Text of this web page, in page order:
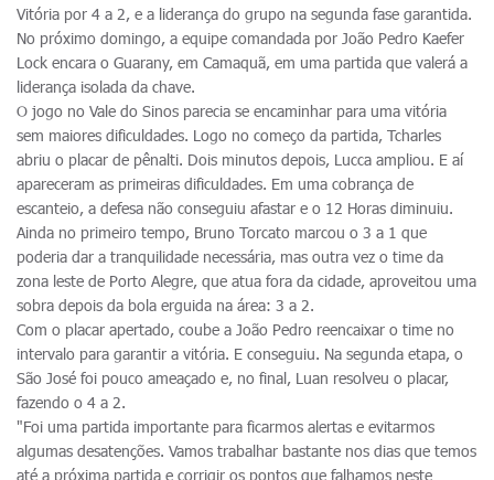
Vitória por 4 a 2, e a liderança do grupo na segunda fase garantida.
No próximo domingo, a equipe comandada por João Pedro Kaefer
Lock encara o Guarany, em Camaquã, em uma partida que valerá a
liderança isolada da chave.
O jogo no Vale do Sinos parecia se encaminhar para uma vitória
sem maiores dificuldades. Logo no começo da partida, Tcharles
abriu o placar de pênalti. Dois minutos depois, Lucca ampliou. E aí
apareceram as primeiras dificuldades. Em uma cobrança de
escanteio, a defesa não conseguiu afastar e o 12 Horas diminuiu.
Ainda no primeiro tempo, Bruno Torcato marcou o 3 a 1 que
poderia dar a tranquilidade necessária, mas outra vez o time da
zona leste de Porto Alegre, que atua fora da cidade, aproveitou uma
sobra depois da bola erguida na área: 3 a 2.
Com o placar apertado, coube a João Pedro reencaixar o time no
intervalo para garantir a vitória. E conseguiu. Na segunda etapa, o
São José foi pouco ameaçado e, no final, Luan resolveu o placar,
fazendo o 4 a 2.
"Foi uma partida importante para ficarmos alertas e evitarmos
algumas desatenções. Vamos trabalhar bastante nos dias que temos
até a próxima partida e corrigir os pontos que falhamos neste